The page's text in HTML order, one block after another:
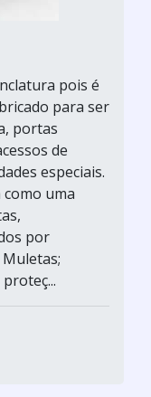
pois é
para ser
portas
de
especiais.
uma
por